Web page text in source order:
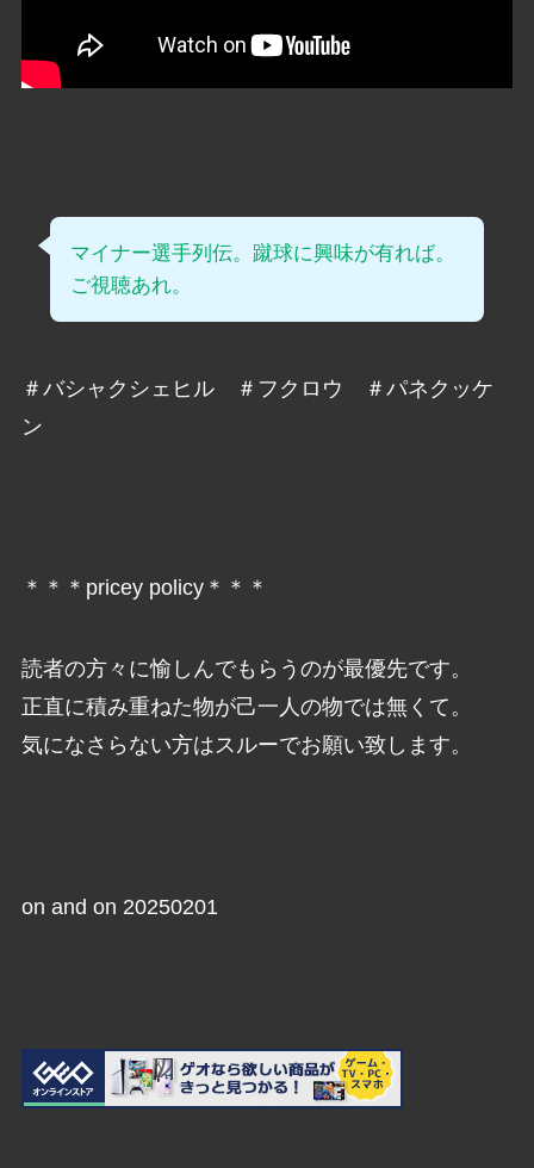
マイナー選手列伝。蹴球に興味が有れば。
ご視聴あれ。
＃バシャクシェヒル ＃フクロウ ＃パネクッケ
ン
＊＊＊pricey policy＊＊＊
読者の方々に愉しんでもらうのが最優先です。
正直に積み重ねた物が己一人の物では無くて。
気になさらない方はスルーでお願い致します。
on and on 20250201